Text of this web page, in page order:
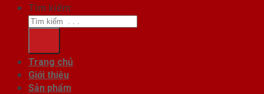
Tìm kiếm:
Trang chủ
Giới thiệu
Sản phẩm